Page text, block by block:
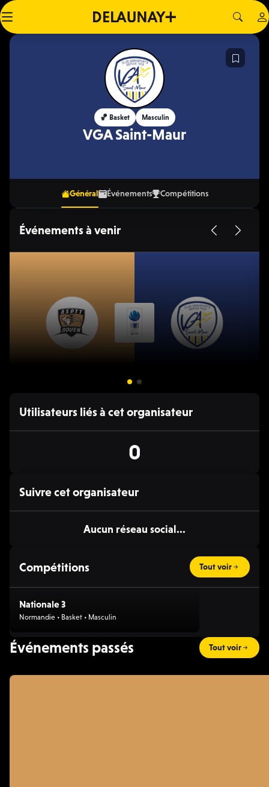
🏀 Basket Masculin
VGA Saint-Maur
Général Événements Compétitions
Événements à venir
22 FÉV. 20:00 - 22:00
ASPTT Rouen / VGA Saint-Maur
Utilisateurs liés à cet organisateur
0
Suivre cet organisateur
Aucun réseau social...
Compétitions Tout voir
Nationale 3
Normandie • Basket • Masculin
Événements passés Tout voir